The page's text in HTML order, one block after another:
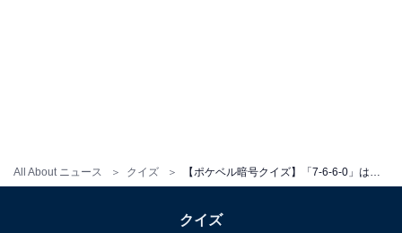
All About ニュース クイズ
クイズ